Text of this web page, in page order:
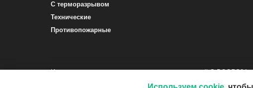
С терморазрывом
Технические
Противопожарные
Интернет-магазин межкомнатных и входных дверей G-